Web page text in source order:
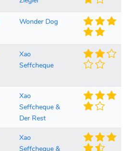
Wonder Dog
Xao
Seffcheque
Xao
Seffcheque &
Der Rest
Xao
Seffcheque &